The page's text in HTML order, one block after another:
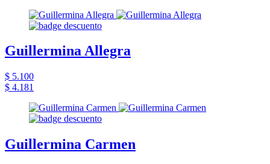
Guillermina Allegra
$ 5.100
$ 4.181
Guillermina Carmen